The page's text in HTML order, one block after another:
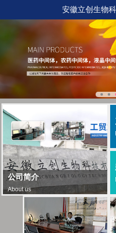
安徽立创生物
公司简介
About us